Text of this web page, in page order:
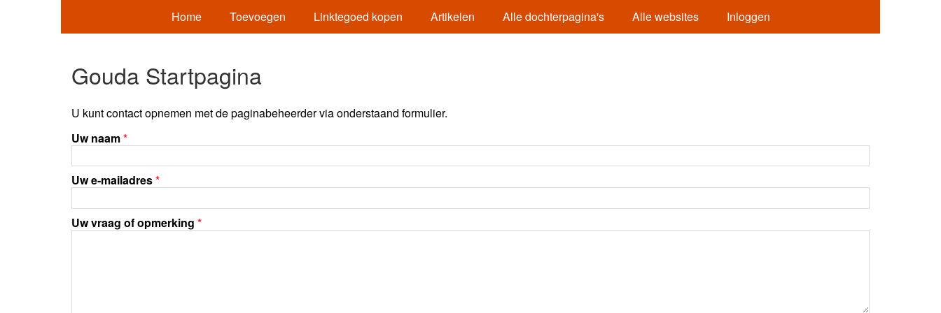
Home Toevoegen Linktegoed kopen Artikelen Alle dochterpagina's Alle websites Inloggen
Gouda Startpagina
U kunt contact opnemen met de paginabeheerder via onderstaand formulier.
Uw naam*
Uw e-mailadres*
Uw vraag of opmerking *